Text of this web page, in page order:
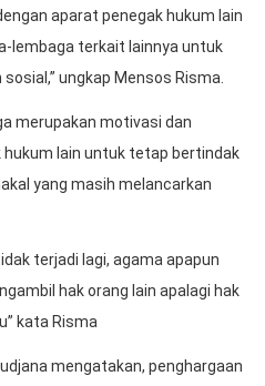
aparat penegak hukum lain
lembaga terkait lainnya untuk
ungkap Mensos Risma.
merupakan motivasi dan
lain untuk tetap bertindak
yang masih melancarkan
terjadi lagi, agama apapun
hak orang lain apalagi hak
kata Risma
mengatakan, penghargaan